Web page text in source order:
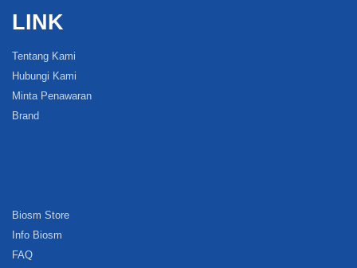
LINK
Tentang Kami
Hubungi Kami
Minta Penawaran
Brand
Biosm Store
Info Biosm
FAQ